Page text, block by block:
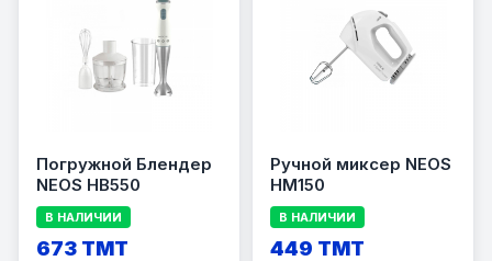
Погружной Блендер
NEOS HB550
В НАЛИЧИИ
673 TMT
Ручной миксер NEOS
HM150
В НАЛИЧИИ
449 TMT